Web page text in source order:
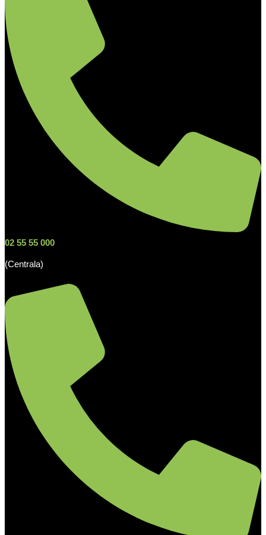
02 55 55 000
(Centrala)